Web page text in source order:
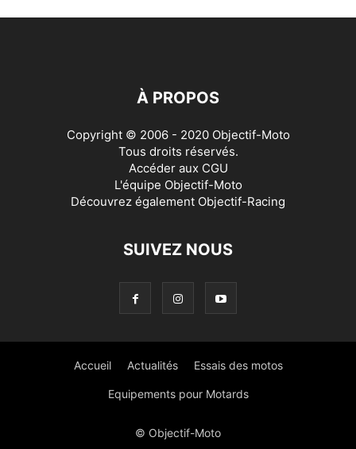
À PROPOS
Copyright © 2006 - 2020 Objectif-Moto
Tous droits réservés.
Accéder aux CGU
L'équipe Objectif-Moto
Découvrez également Objectif-Racing
SUIVEZ NOUS
Accueil Actualités Essais des motos
Equipements pour Motards
© Objectif-Moto